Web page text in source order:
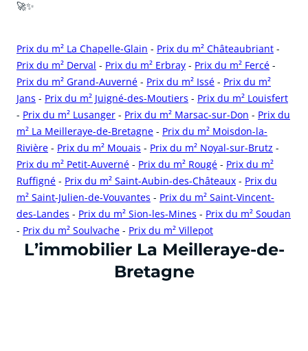
🚀✨
Prix du m² La Chapelle-Glain - Prix du m² Châteaubriant -
Prix du m² Derval - Prix du m² Erbray - Prix du m² Fercé -
Prix du m² Grand-Auverné - Prix du m² Issé - Prix du m²
Jans - Prix du m² Juigné-des-Moutiers - Prix du m² Louisfert
- Prix du m² Lusanger - Prix du m² Marsac-sur-Don - Prix du
m² La Meilleraye-de-Bretagne - Prix du m² Moisdon-la-
Rivière - Prix du m² Mouais - Prix du m² Noyal-sur-Brutz -
Prix du m² Petit-Auverné - Prix du m² Rougé - Prix du m²
Ruffigné - Prix du m² Saint-Aubin-des-Châteaux - Prix du
m² Saint-Julien-de-Vouvantes - Prix du m² Saint-Vincent-
des-Landes - Prix du m² Sion-les-Mines - Prix du m² Soudan
- Prix du m² Soulvache - Prix du m² Villepot
cliquer pour afficher plus du text
L’immobilier La Meilleraye-de-
Bretagne